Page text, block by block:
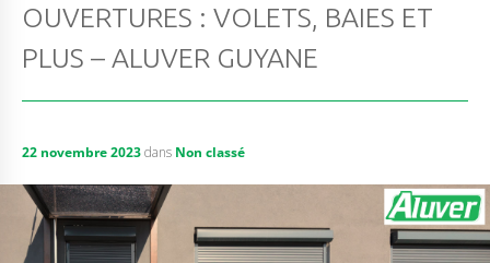
OUVERTURES : VOLETS, BAIES ET
PLUS – ALUVER GUYANE
22 novembre 2023dans Non classé